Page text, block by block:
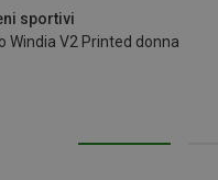
sportivi
Windia V2 Printed donna